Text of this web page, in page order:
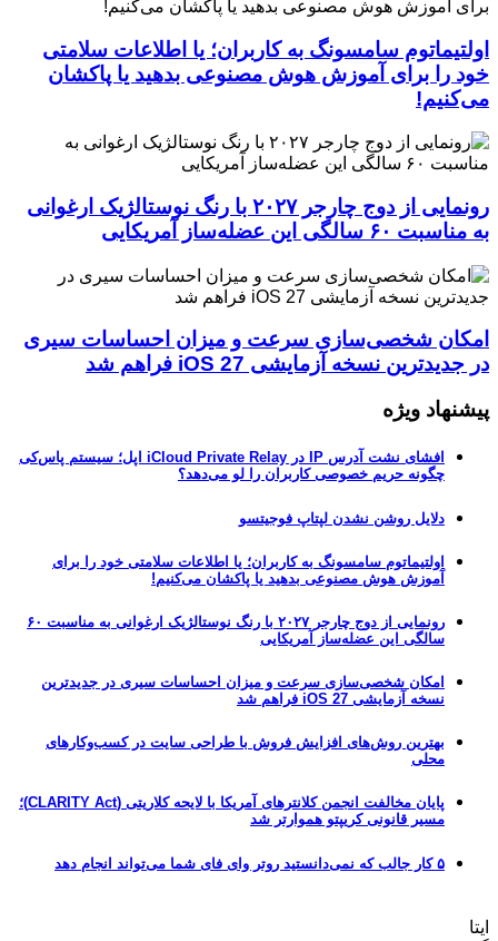
اولتیماتوم سامسونگ به کاربران؛ یا اطلاعات سلامتی
خود را برای آموزش هوش مصنوعی بدهید یا پاکشان
می‌کنیم!
رونمایی از دوج چارجر ۲۰۲۷ با رنگ نوستالژیک ارغوانی
به مناسبت ۶۰ سالگی این عضله‌ساز آمریکایی
امکان شخصی‌سازی سرعت و میزان احساسات سیری
در جدیدترین نسخه آزمایشی iOS 27 فراهم شد
پیشنهاد ویژه
افشای نشت آدرس IP در iCloud Private Relay اپل؛ سیستم پاس‌کی
چگونه حریم خصوصی کاربران را لو می‌دهد؟
دلایل روشن نشدن لپتاپ فوجیتسو
اولتیماتوم سامسونگ به کاربران؛ یا اطلاعات سلامتی خود را برای
آموزش هوش مصنوعی بدهید یا پاکشان می‌کنیم!
رونمایی از دوج چارجر ۲۰۲۷ با رنگ نوستالژیک ارغوانی به مناسبت ۶۰
سالگی این عضله‌ساز آمریکایی
امکان شخصی‌سازی سرعت و میزان احساسات سیری در جدیدترین
نسخه آزمایشی iOS 27 فراهم شد
بهترین روش‌های افزایش فروش با طراحی سایت در کسب‌وکارهای
محلی
پایان مخالفت انجمن کلانترهای آمریکا با لایحه کلاریتی (CLARITY Act)؛
مسیر قانونی کریپتو هموارتر شد
۵ کار جالب که نمی‌دانستید روتر وای فای شما می‌تواند انجام دهد
ایتا